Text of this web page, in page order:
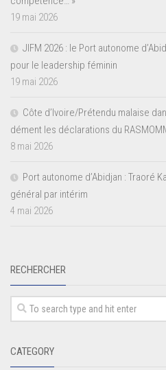
19 mai 2026
JIFM 2026 : le Port autonome
pour le leadership féminin
19 mai 2026
Côte d’Ivoire/Prétendu malaise
dément les déclarations du
8 mai 2026
Port autonome d’Abidjan : Traoré
général par intérim
4 mai 2026
RECHERCHER
CATEGORY